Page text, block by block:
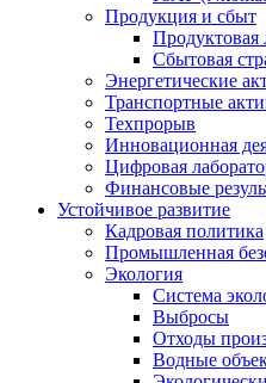
Продукция и сбыт
Продуктовая
Сбытовая
Энергетические
Транспортные
Техпрорыв
Инновационная
Цифровая
Финансовые
Устойчивое развитие
Кадровая политика
Промышленная
Экология
Система
Выбросы
Отходы
Водные